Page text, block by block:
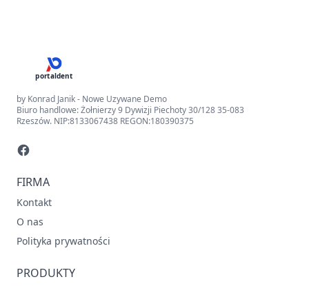
portaldent
by Konrad Janik - Nowe Uzywane Demo
Biuro handlowe: Żołnierzy 9 Dywizji Piechoty 30/128 35-083
Rzeszów. NIP:8133067438 REGON:180390375
FIRMA
Kontakt
O nas
Polityka prywatności
PRODUKTY